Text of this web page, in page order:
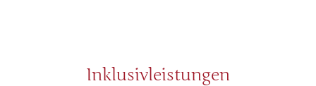
Inklusivleistungen